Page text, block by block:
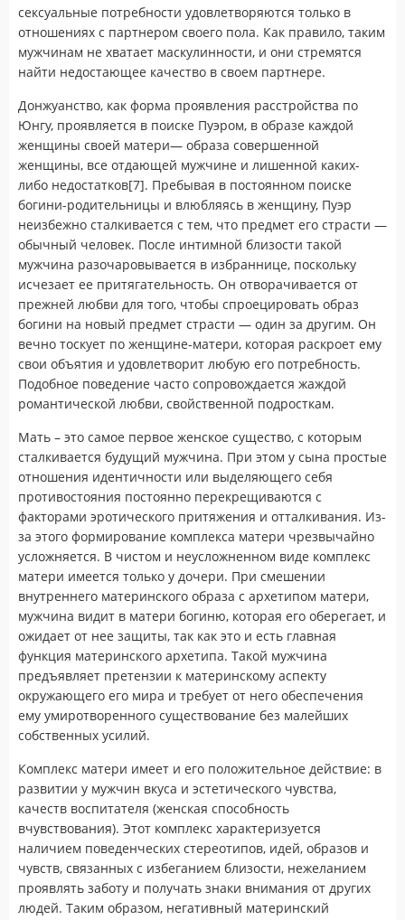
сексуальные потребности удовлетворяются только в
отношениях с партнером своего пола. Как правило, таким
мужчинам не хватает маскулинности, и они стремятся
найти недостающее качество в своем партнере.
Донжуанство, как форма проявления расстройства по
Юнгу, проявляется в поиске Пуэром, в образе каждой
женщины своей матери— образа совершенной
женщины, все отдающей мужчине и лишенной каких-
либо недостатков[7]. Пребывая в постоянном поиске
богини-родительницы и влюбляясь в женщину, Пуэр
неизбежно сталкивается с тем, что предмет его страсти —
обычный человек. После интимной близости такой
мужчина разочаровывается в избраннице, поскольку
исчезает ее притягательность. Он отворачивается от
прежней любви для того, чтобы спроецировать образ
богини на новый предмет страсти — один за другим. Он
вечно тоскует по женщине-матери, которая раскроет ему
свои объятия и удовлетворит любую его потребность.
Подобное поведение часто сопровождается жаждой
романтической любви, свойственной подросткам.
Мать – это самое первое женское существо, с которым
сталкивается будущий мужчина. При этом у сына простые
отношения идентичности или выделяющего себя
противостояния постоянно перекрещиваются с
факторами эротического притяжения и отталкивания. Из-
за этого формирование комплекса матери чрезвычайно
усложняется. В чистом и неусложненном виде комплекс
матери имеется только у дочери. При смешении
внутреннего материнского образа с архетипом матери,
мужчина видит в матери богиню, которая его оберегает, и
ожидает от нее защиты, так как это и есть главная
функция материнского архетипа. Такой мужчина
предъявляет претензии к материнскому аспекту
окружающего его мира и требует от него обеспечения
ему умиротворенного существование без малейших
собственных усилий.
Комплекс матери имеет и его положительное действие: в
развитии у мужчин вкуса и эстетического чувства,
качеств воспитателя (женская способность
вчувствования). Этот комплекс характеризуется
наличием поведенческих стереотипов, идей, образов и
чувств, связанных с избеганием близости, нежеланием
проявлять заботу и получать знаки внимания от других
людей. Таким образом, негативный материнский